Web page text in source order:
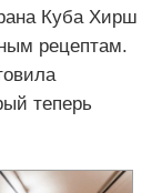
Куба Хирш
рецептам.
теперь